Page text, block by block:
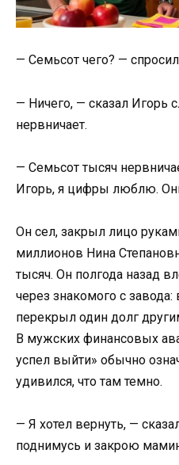
— Семьсот чего? —
— Ничего, — сказал
нервничает.
— Семьсот тысяч
Игорь, я цифры люблю.
Он сел, закрыл лицо
миллионов Нина
тысяч. Он полгода назад
через знакомого с завода:
перекрыл один долг
В мужских финансовых
успел выйти» обычно
удивился, что там темно.
— Я хотел вернуть, —
поднимусь и закрою